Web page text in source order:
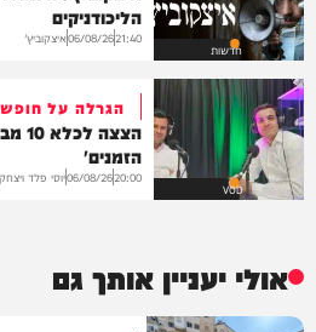
חדשות
הליכודניקים
21:40
06/08/26איצקוביץ'
VOD
הגרלה על
הזמנים'
20:00
06/08/26יוסי פלד
אולי יעניין אותך גם